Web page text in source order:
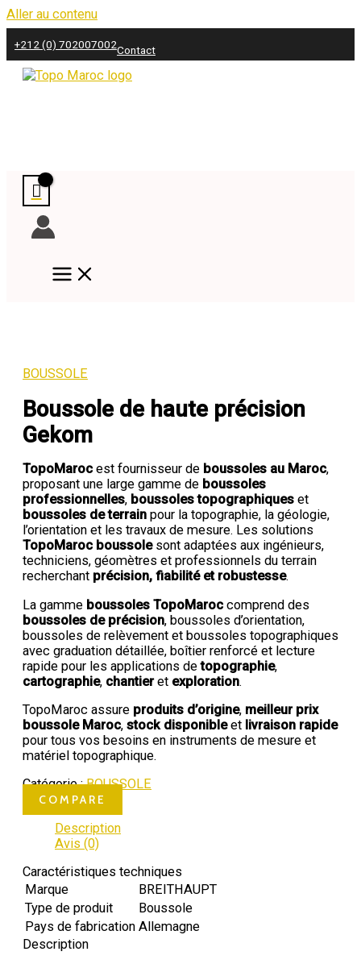
Aller au contenu
+212 (0) 702007002Contact
BOUSSOLE
Boussole de haute précision
Gekom
TopoMaroc est fournisseur de boussoles au Maroc,
proposant une large gamme de boussoles
professionnelles, boussoles topographiques et
boussoles de terrain pour la topographie, la géologie,
l’orientation et les travaux de mesure. Les solutions
TopoMaroc boussolesont adaptées aux ingénieurs,
techniciens, géomètres et professionnels du terrain
recherchant précision, fiabilité et robustesse.
La gamme boussoles TopoMaroc comprend des
boussoles de précision, boussoles d’orientation,
boussoles de relèvement et boussoles topographiques
avec graduation détaillée, boîtier renforcé et lecture
rapide pour les applications detopographie,
cartographie, chantieret exploration.
TopoMaroc assure produits d’origine, meilleur prix
boussole Maroc, stock disponibleet livraison rapide
pour tous vos besoins en instruments de mesure et
matériel topographique.
Catégorie :BOUSSOLE
COMPARE
Description
Avis (0)
Caractéristiques techniques
Marque
BREITHAUPT
Type de produit
Boussole
Pays de fabrication Allemagne
Description